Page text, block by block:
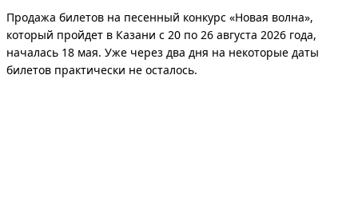
Продажа билетов на песенный конкурс «Новая волна»,
который пройдет в Казани с 20 по 26 августа 2026 года,
началась 18 мая. Уже через два дня на некоторые даты
билетов практически не осталось.